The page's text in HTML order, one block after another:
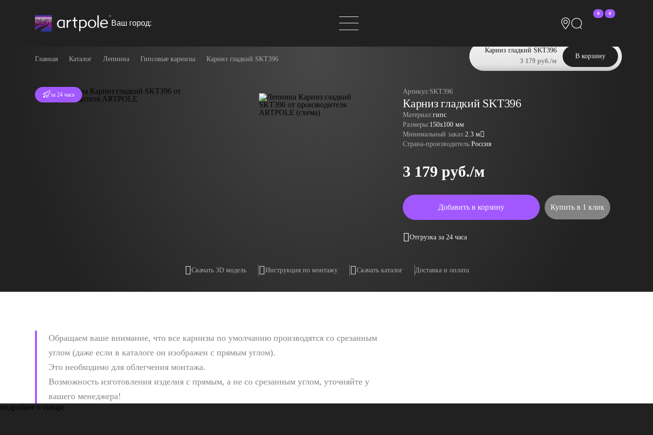
Ваш город:
0 0
Главная Каталог Лепнина Гипсовые карнизы Карниз гладкий SKT396
за 24 часа Артикул:SKT396
Карниз гладкий SKT396
Материал:гипс
Размеры:150x100 мм
Минимальный заказ:2.3 м
Страна-производитель:Россия
3 179 руб./м
Добавить в корзину Купить в 1 клик
Отгрузка за 24 часа
Карниз гладкий SKT396
3 179 руб./м
В корзину
Скачать 3D модель Инструкция по монтажу Скачать каталог Доставка и оплата
Обращаем ваше внимание, что все карнизы по умолчанию производятся со срезанным
углом (даже если в каталоге он изображен с прямым углом).
Это необходимо для облегчения монтажа.
Возможность изготовления изделия с прямым, а не со срезанным углом, уточняйте у
вашего менеджера!
подробнее о товаре